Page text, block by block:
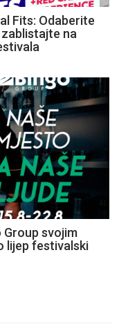
Fits: Odaberite
na
Group svojim
lijep festivalski